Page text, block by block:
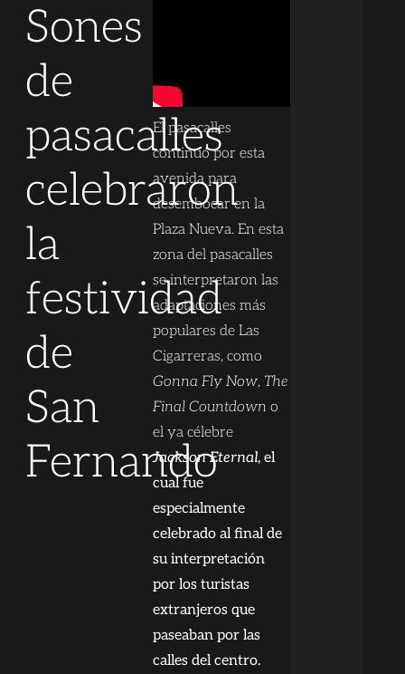
Sones
de
pasacalles
celebraron
la
festividad
de
San
Fernando
El pasacalles
continuó por esta
avenida para
desembocar en la
Plaza Nueva. En esta
zona del pasacalles
se interpretaron las
adaptaciones más
populares de Las
Cigarreras, como
Gonna Fly Now, The
Final Countdown o
el ya célebre
Jackson Eternal, el
cual fue
especialmente
celebrado al final de
su interpretación
por los turistas
extranjeros que
paseaban por las
calles del centro.